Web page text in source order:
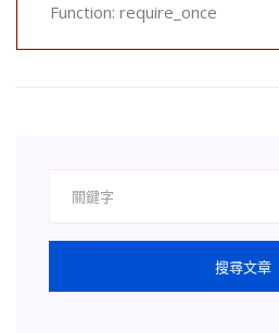
Function: require_once
搜尋文章